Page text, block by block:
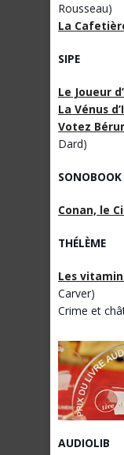
Rousseau)
La
SIPE
Le Joueur
La Vénus
Votez
Dard)
SONOBOOK
Conan, le
THÉLÈME
Les
Carver)
Crime et
AUDIOLIB